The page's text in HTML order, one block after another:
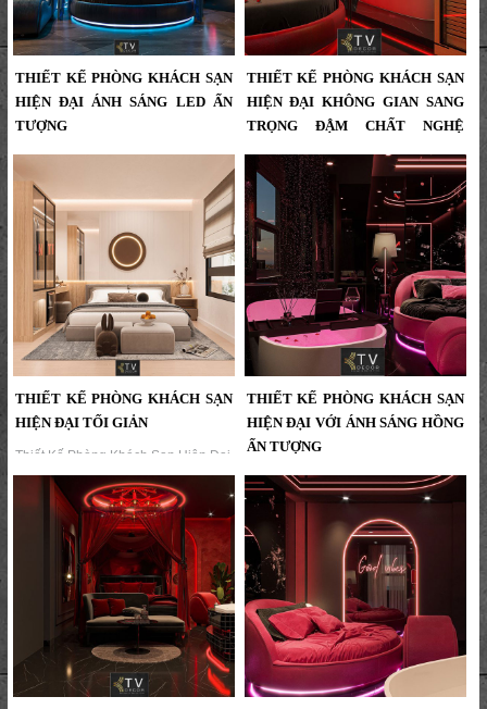
sáng tạo, hotel design...
THIẾT KẾ PHÒNG KHÁCH SẠN
HIỆN ĐẠI ÁNH SÁNG LED ẤN
TƯỢNG
Thiết kế phòng khách sạn hiện đại
với ánh sáng LED xanh tinh tế và bố
cục nội thất sang trọng do KTV
GROUP thiết kế thi công....
THIẾT KẾ PHÒNG KHÁCH SẠN
HIỆN ĐẠI KHÔNG GIAN SANG
TRỌNG ĐẬM CHẤT NGHỆ
Thiết Kế Phòng Khách Sạn Hiện Đại
Không Gian Sang Trọng Đậm Chất
Nghệ Thuật,Không Gian Phòng
Khách Sạn Nổi Bật Với Ánh Sáng
LED Đỏ – Dấu Ấn Thiết Kế Tinh Tế
Của KTV GROUP...
THIẾT KẾ PHÒNG KHÁCH SẠN
HIỆN ĐẠI TỐI GIẢN
Thiết Kế Phòng Khách Sạn Hiện Đại
Tối Giản – Không Gian Nghỉ Dưỡng
Ấm Áp & Tinh Tế | KTV GROUP...
THIẾT KẾ PHÒNG KHÁCH SẠN
HIỆN ĐẠI VỚI ÁNH SÁNG HỒNG
ẤN TƯỢNG
Thiết Kế Phòng Khách Sạn Hiện Đại
Với Ánh Sáng Hồng Ấn Tượng | KTV
GROUP...